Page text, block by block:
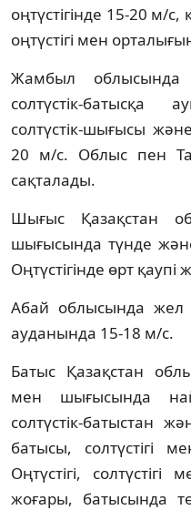
оңтүстігінде 15-20 м/
оңтүстігі мен
Жамбыл облысында
солтүстік-батысқа
солтүстік-шығысы
20 м/с. Облыс пен
сақталады.
Шығыс Қазақстан
шығысында түнде
Оңтүстігінде өрт қаупі
Абай облысында жел
ауданында 15-18 м/с.
Батыс Қазақстан
мен шығысында
солтүстік-батыстан
батысы, солтүстігі
Оңтүстігі,
жоғары, батысында